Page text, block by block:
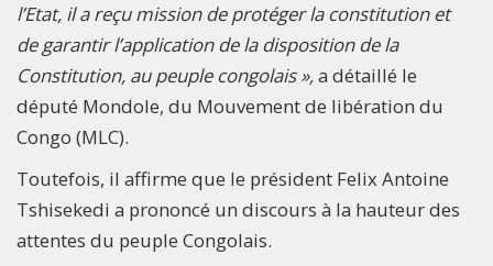
l’Etat, il a reçu mission de protéger la constitution et
de garantir l’application de la disposition de la
Constitution, au peuple congolais »,a détaillé le
député Mondole, du Mouvement de libération du
Congo (MLC).
Toutefois, il affirme que le président Felix Antoine
Tshisekedi a prononcé un discours à la hauteur des
attentes du peuple Congolais.